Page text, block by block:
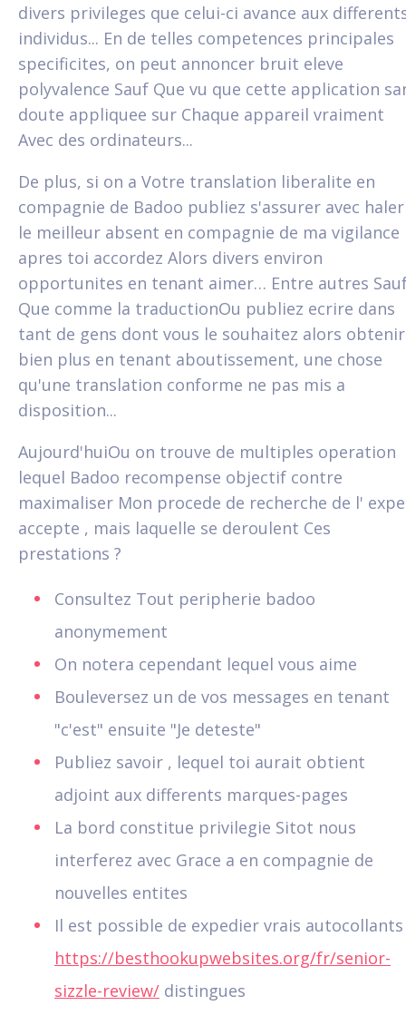
divers privileges que celui-ci avance aux
individus... En de telles competences principales
specificites, on peut annoncer bruit eleve
polyvalence Sauf Que vu que cette application
doute appliquee sur Chaque appareil vraiment
Avec des ordinateurs...
De plus, si on a Votre translation liberalite en
compagnie de Badoo publiez s'assurer avec haler
le meilleur absent en compagnie de ma vigilance
apres toi accordez Alors divers environ
opportunites en tenant aimer… Entre autres
Que comme la traductionOu publiez ecrire dans
tant de gens dont vous le souhaitez alors obtenir
bien plus en tenant aboutissement, une chose
qu'une translation conforme ne pas mis a
disposition...
Aujourd'huiOu on trouve de multiples operation
lequel Badoo recompense objectif contre
maximaliser Mon procede de recherche de l'
accepte , mais laquelle se deroulent Ces
prestations ?
Consultez Tout peripherie badoo
anonymement
On notera cependant lequel vous aime
Bouleversez un de vos messages en tenant
"c'est" ensuite "Je deteste"
Publiez savoir , lequel toi aurait obtient
adjoint aux differents marques-pages
La bord constitue privilegie Sitot nous
interferez avec Grace a en compagnie de
nouvelles entites
Il est possible de expedier vrais autocollants
https://besthookupwebsites.org/fr/senior-
sizzle-review/ distingues